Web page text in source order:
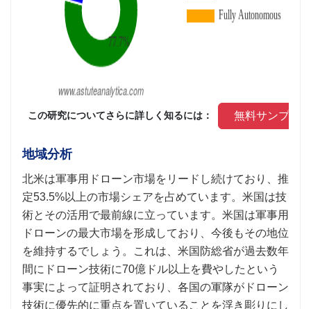
この研究についてさらに詳しく知るには： 無料サンプル
地域分析
北米は軍事用ドローン市場をリードし続けており、推
定53.5%以上の市場シェアを占めています。米国は技
術とその活用で最前線に立っています。米国は軍事用
ドローンの最大市場を形成しており、今後もその地位
を維持するでしょう。これは、米国防総省が過去数年
間にドローン技術に70億ドル以上を費やしたという
事実によって証明されており、各国の軍隊がドローン
技術に優先的に重点を置いていることを浮き彫りにし